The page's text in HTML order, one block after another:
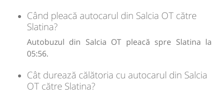
Când pleacă autocarul din Salcia OT către
Slatina?
Autobuzul din Salcia OT pleacă spre Slatina la
05:56.
Cât durează călătoria cu autocarul din Salcia
OT către Slatina?